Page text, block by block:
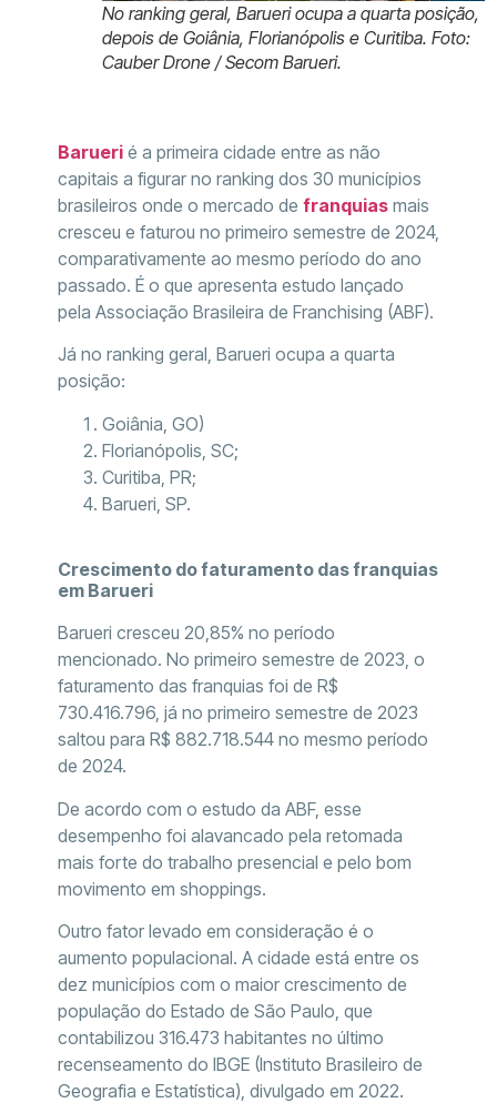
No ranking geral, Barueri ocupa a quarta posição,
depois de Goiânia, Florianópolis e Curitiba. Foto:
Cauber Drone / Secom Barueri.
Barueri é a primeira cidade entre as não
capitais a figurar no ranking dos 30 municípios
brasileiros onde o mercado de franquias mais
cresceu e faturou no primeiro semestre de 2024,
comparativamente ao mesmo período do ano
passado. É o que apresenta estudo lançado
pela Associação Brasileira de Franchising (ABF).
Já no ranking geral, Barueri ocupa a quarta
posição:
Goiânia, GO)
Florianópolis, SC;
Curitiba, PR;
Barueri, SP.
Crescimento do faturamento das franquias
em Barueri
Barueri cresceu 20,85% no período
mencionado. No primeiro semestre de 2023, o
faturamento das franquias foi de R$
730.416.796, já no primeiro semestre de 2023
saltou para R$ 882.718.544 no mesmo período
de 2024.
De acordo com o estudo da ABF, esse
desempenho foi alavancado pela retomada
mais forte do trabalho presencial e pelo bom
movimento em shoppings.
Outro fator levado em consideração é o
aumento populacional. A cidade está entre os
dez municípios com o maior crescimento de
população do Estado de São Paulo, que
contabilizou 316.473 habitantes no último
recenseamento do IBGE (Instituto Brasileiro de
Geografia e Estatística), divulgado em 2022.